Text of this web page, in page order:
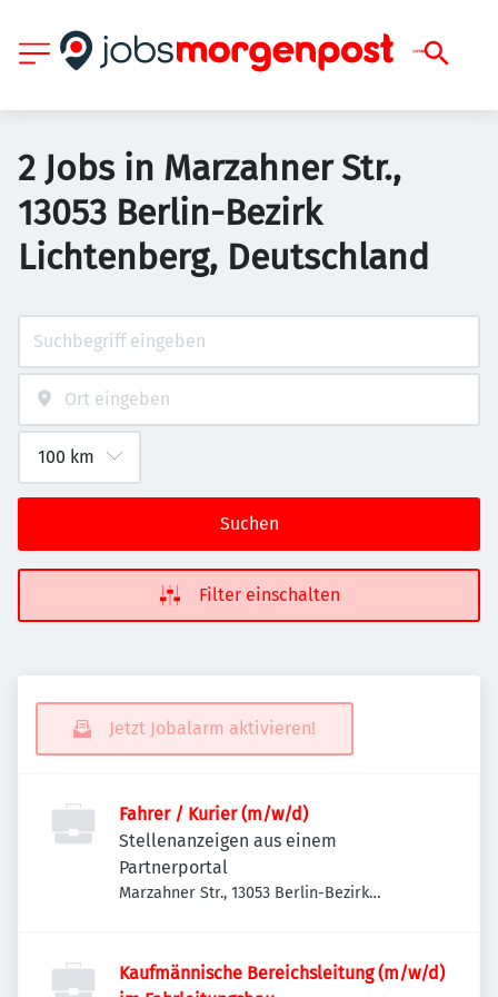
2 Jobs in Marzahner Str.,
13053 Berlin-Bezirk
Lichtenberg, Deutschland
Suchen
Filter einschalten
Jetzt Jobalarm aktivieren!
Fahrer / Kurier (m/w/d)
Stellenanzeigen aus einem
Partnerportal
Marzahner Str., 13053 Berlin-Bezirk
Kaufmännische Bereichsleitung (m/w/d)